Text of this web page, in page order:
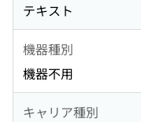
テキスト
機器種別
機器不用
キャリア種別